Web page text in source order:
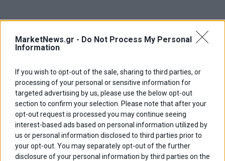
MarketNews.gr - Do Not Process My Personal
Information
If you wish to opt-out of the sale, sharing to third parties, or
processing of your personal or sensitive information for
targeted advertising by us, please use the below opt-out
section to confirm your selection. Please note that after your
opt-out request is processed you may continue seeing
interest-based ads based on personal information utilized by
us or personal information disclosed to third parties prior to
your opt-out. You may separately opt-out of the further
disclosure of your personal information by third parties on the
Ελευθερία Κούρταλη
Οι «τιμωροί» των ομολόγων επέστρεψαν
Εύη Φραγκάκη
Η αληθινή παιδεία ξεκινά από την ψυχή…